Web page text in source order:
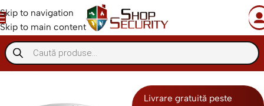
Skip to navigation
Skip to main content
Supraveghere IP Camere IP
Livrare gratuită peste